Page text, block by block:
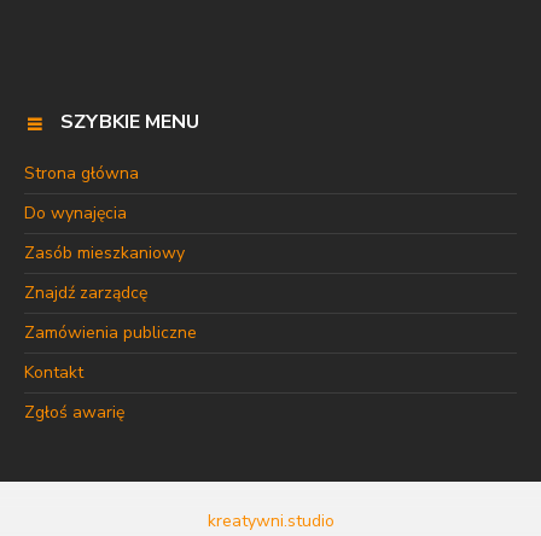
SZYBKIE MENU
Strona główna
Do wynajęcia
Zasób mieszkaniowy
Znajdź zarządcę
Zamówienia publiczne
Kontakt
Zgłoś awarię
kreatywni.studio